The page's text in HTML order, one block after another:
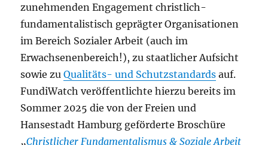
zunehmenden Engagement christlich-
fundamentalistisch geprägter Organisationen
im Bereich Sozialer Arbeit (auch im
Erwachsenenbereich!), zu staatlicher Aufsicht
sowie zuQualitäts- und Schutzstandards auf.
FundiWatch veröffentlichte hierzu bereits im
Sommer 2025 die von der Freien und
Hansestadt Hamburg geförderte Broschüre
„Christlicher Fundamentalismus & Soziale Arbeit